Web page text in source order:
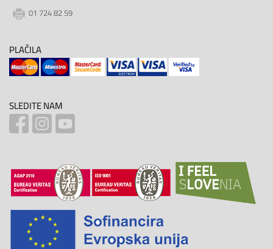
01 724 82 59
PLAČILA
SLEDITE NAM